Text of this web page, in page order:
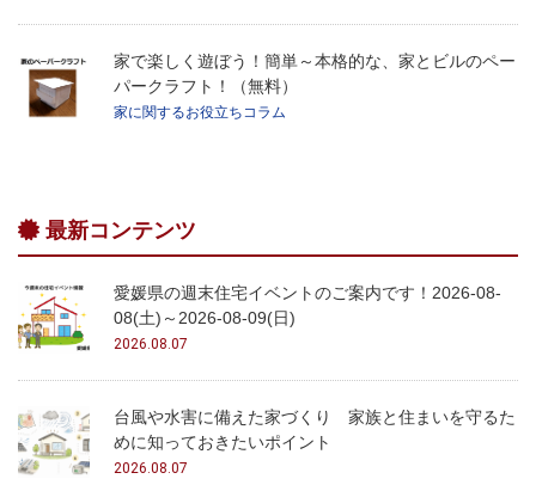
家で楽しく遊ぼう！簡単～本格的な、家とビルのペー
パークラフト！（無料）
家に関するお役立ちコラム
最新コンテンツ
愛媛県の週末住宅イベントのご案内です！2026-08-
08(土)～2026-08-09(日)
2026.08.07
台風や水害に備えた家づくり 家族と住まいを守るた
めに知っておきたいポイント
2026.08.07